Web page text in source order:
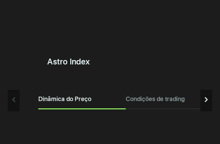
Astro Index
Dinâmica do Preço Condições de trading